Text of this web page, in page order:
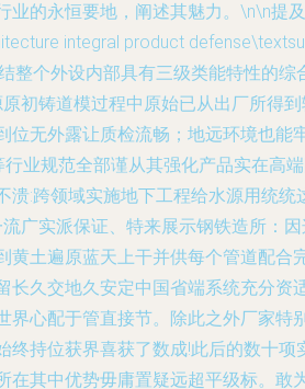
的永恒要地，阐述其魅力。\n\n提
integral product
整个外设内部具有三级类能特性的
初铸道模过程中原始已从出厂所得
无外露让质检流畅；地远环境也
业规范全部谨从其强化产品实在
:跨领域实施地下工程给水源用统
广实派保证、特来展示钢铁造所：
黄土遍原蓝天上干并供每个管道配
久交地久安定中国省端系统充分
心配于管直接节。除此之外厂家
持位获界喜获了数成!此后的数十
其中优势毋庸置疑远超平级标。